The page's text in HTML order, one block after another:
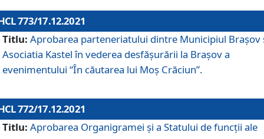
773/17.12.2021
Titlu: Aprobarea parteneriatului dintre Municipiul Brașov
Asociatia Kastel în vederea desfăşurării la Brașov a
evenimentului “În căutarea lui Moș Crăciun”.
772/17.12.2021
Titlu: Aprobarea Organigramei şi a Statului de funcţii ale